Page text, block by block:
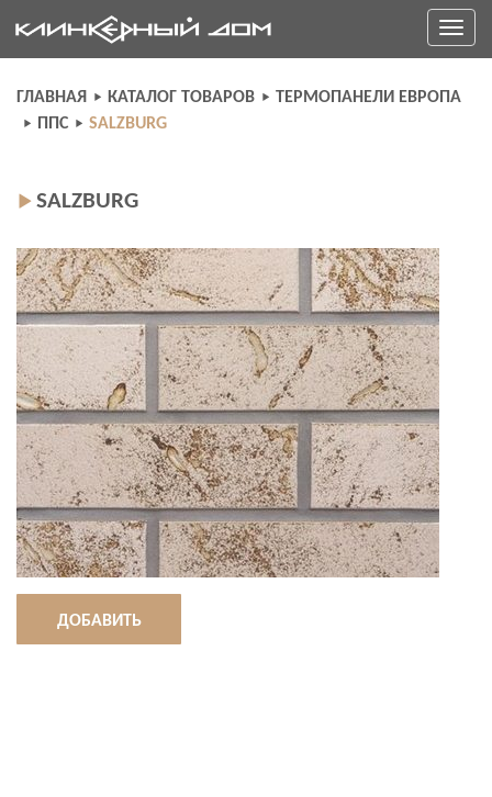
to
content
Toggle
ГЛАВНАЯ КАТАЛОГ ТОВАРОВ
ТЕРМОПАНЕЛИ ЕВРОПА
ППС
SALZBURG
SALZBURG
ДОБАВИТЬ